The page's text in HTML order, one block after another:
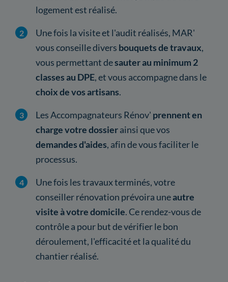
logement est réalisé.
Une fois la visite et l'audit réalisés, MAR'
vous conseille divers bouquets de travaux,
vous permettant desauter au minimum 2
classes au DPE, et vous accompagne dans le
choix de vos artisans.
Les Accompagnateurs Rénov' prennent en
charge votre dossierainsi que vos
demandes d'aides, afin de vous faciliter le
processus.
Une fois les travaux terminés, votre
conseiller rénovation prévoira uneautre
visite à votre domicile. Ce rendez-vous de
contrôle a pour but de vérifier le bon
déroulement, l'efficacité et la qualité du
chantier réalisé.